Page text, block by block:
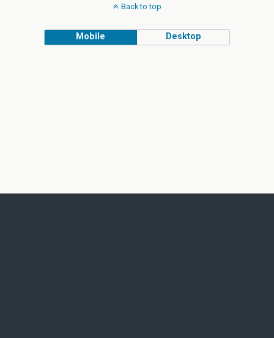
Back to top
Mobile Desktop